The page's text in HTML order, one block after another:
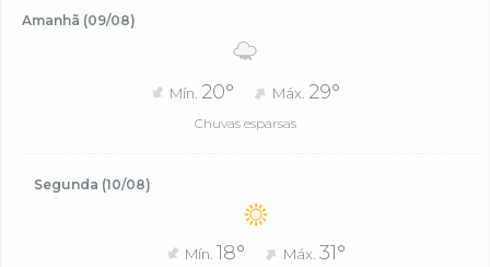
Amanhã (09/08)
Mín. 20° Máx. 29°
Chuvas esparsas
Segunda (10/08)
Mín. 18° Máx.31°